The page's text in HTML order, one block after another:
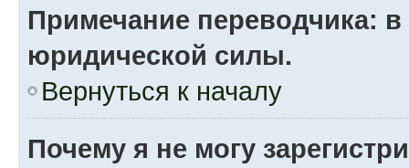
Примечание переводчика:
юридической силы.
Вернуться к началу
Почему я не могу